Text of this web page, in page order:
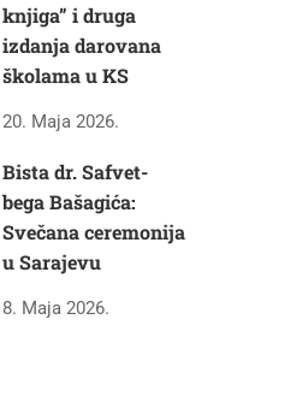
knjiga” i druga
izdanja darovana
školama u KS
20. Maja 2026.
Bista dr. Safvet-
bega Bašagića:
Svečana ceremonija
u Sarajevu
8. Maja 2026.